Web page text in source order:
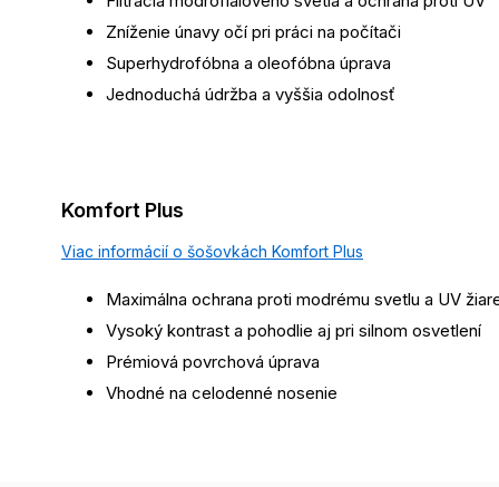
Zníženie únavy očí pri práci na počítači
Superhydrofóbna a oleofóbna úprava
Jednoduchá údržba a vyššia odolnosť
Komfort Plus
Viac informácií o šošovkách Komfort Plus
Maximálna ochrana proti modrému svetlu a UV
Vysoký kontrast a pohodlie aj pri silnom osvetlení
Prémiová povrchová úprava
Vhodné na celodenné nosenie